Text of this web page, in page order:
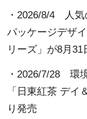
・2026/8/4
人
パッケージデザ
リーズ」が8月
・2026/7/28 環
「日東紅茶 デイ
り発売